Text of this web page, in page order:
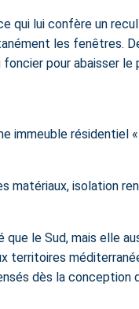
qui lui confère un
les fenêtres.
pour abaisser le
immeuble résidentiel
matériaux, isolation
le Sud, mais elle
territoires
dès la conception